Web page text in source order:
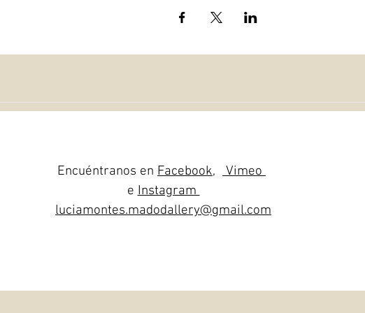
Encuéntranos en Facebook, Vimeo
eInstagram
luciamontes.madodallery@gmail.com